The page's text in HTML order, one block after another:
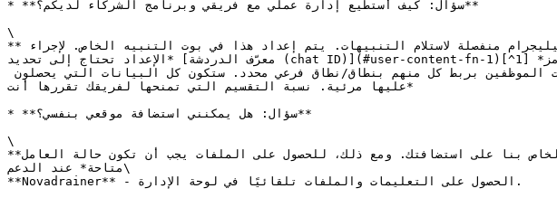
* **سؤال: كيف أستطيع إدارة عملي مع فريقي وبرنامج الشركاء لديكم؟**
\
**الإجابة:** *نظرًا لأن مشروعنا مُؤتمت، يمكنك تخصيص نطاقات/نطاقات فرعية لكل موظف وإنشاء قناة تيليجرام منفصلة لاستلام التنبيهات. يتم إعداد هذا في بوت التنبيه الخاص. لإجراء
الإعداد تحتاج إلى تحديد* [معرّف الدردشة (chat ID)](#user-content-fn-1)[^1] *قناة تيليجرام ورمز API للبوت. أنشئ بوتًا عبر خدمة* [*BotFather*](https://t.me/BotFather)*، ثم
عليها مرئية. نسبة التقسيم التي تمنحها لفريقك تقررها أنت*
* **سؤال: هل يمكنني استضافة موقعي بنفسي؟**
\
**الإجابة:** *نعم، من الممكن استضافة الدراينر الخاص بنا على استضافتك. ومع ذلك، للحصول على الملفات يجب أن تكون حالة العامل (worker) "Top". تعليمات الحصول على الملفات
متاحة* عند الدعم\
**Novadrainer** - الحصول على التعليمات والملفات تلقائيًا في لوحة الإدارة.